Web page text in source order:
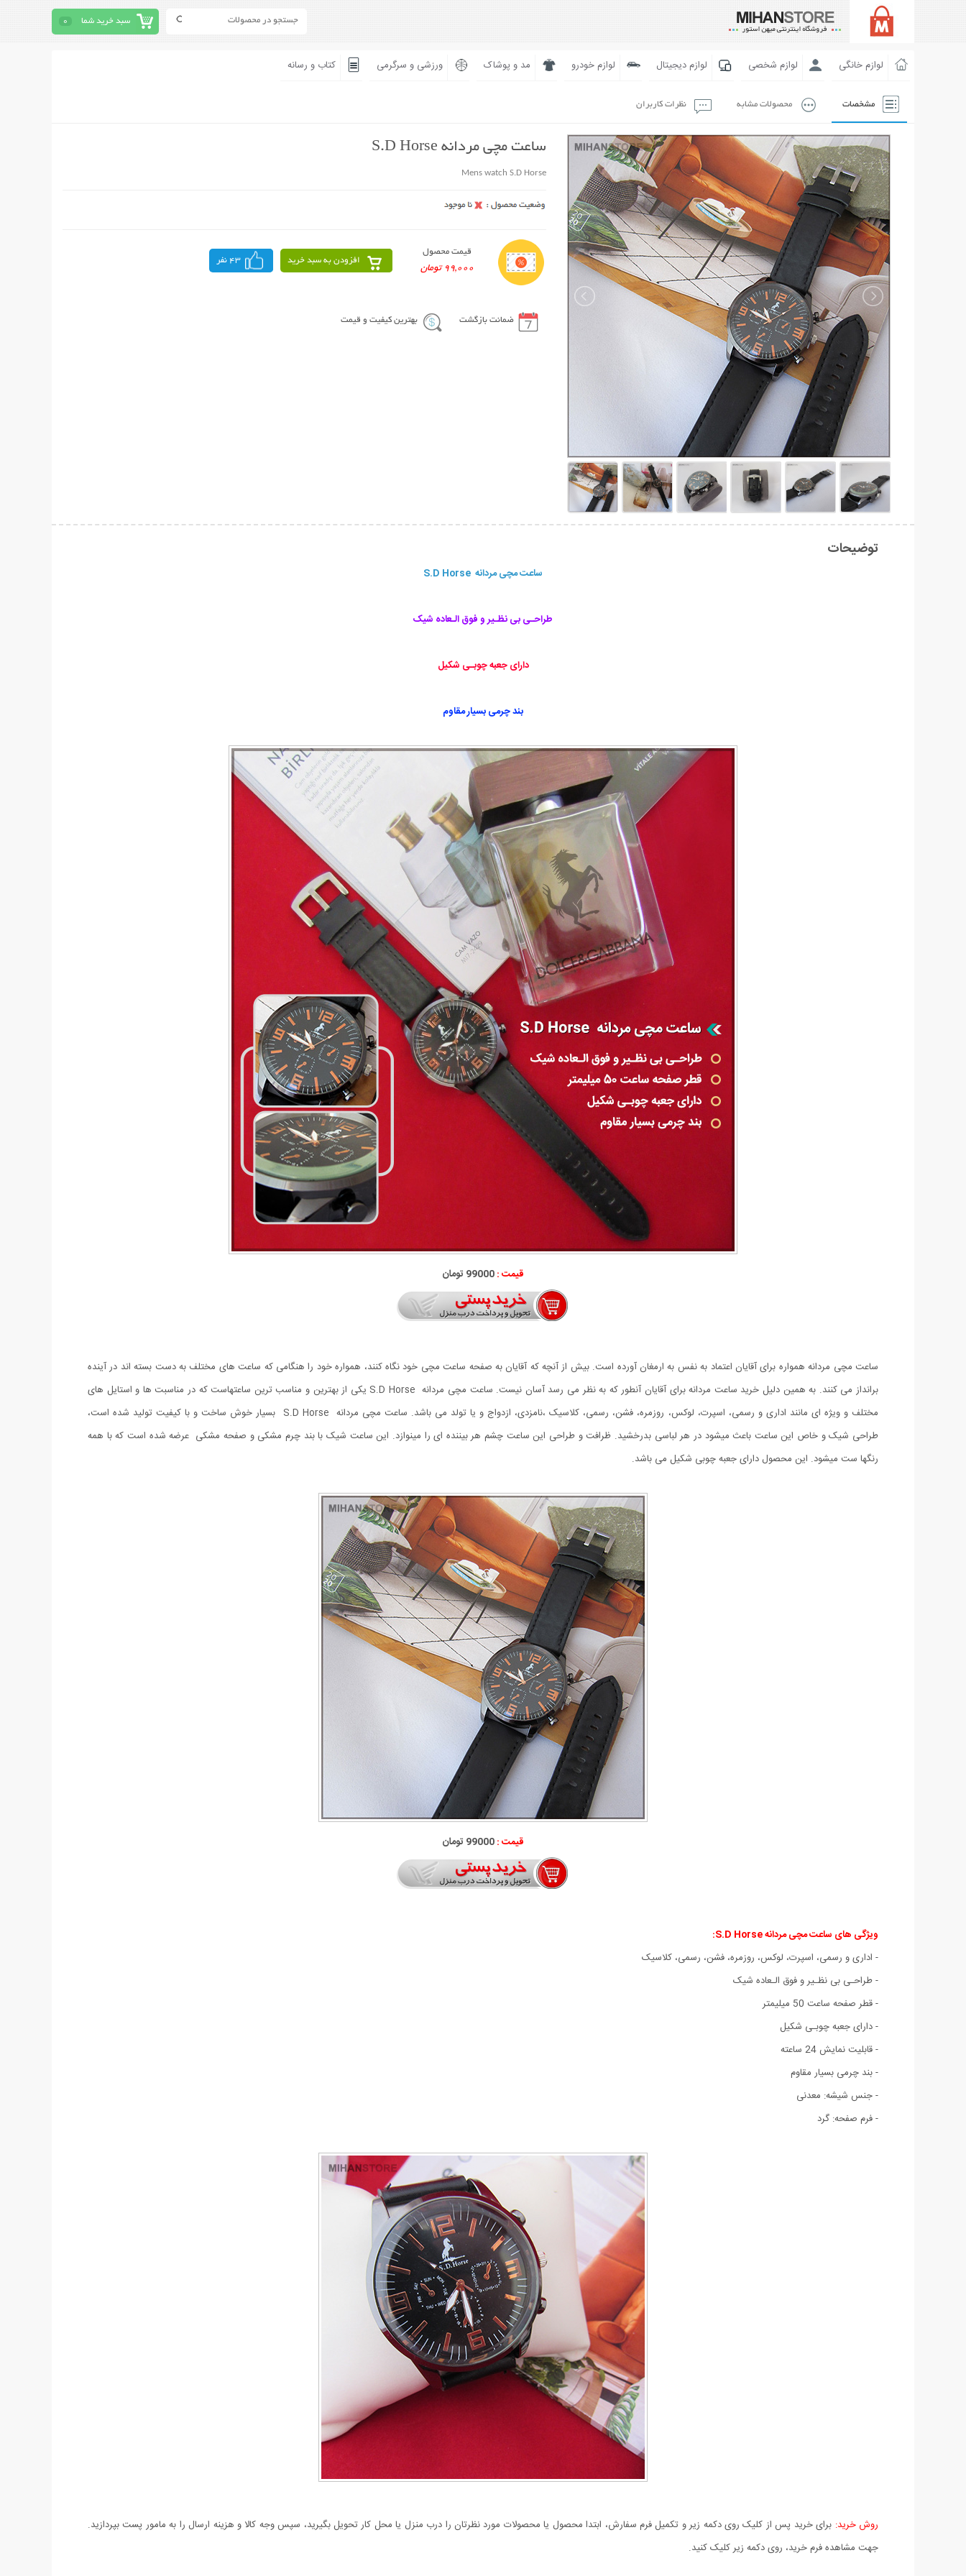
سبد خرید شما 0
لوازم خانگی لوازم شخصی لوازم دیجیتال لوازم خودرو مد و پوشاک ورزشی و سرگرمی کتاب و رسانه
مشخصات محصولات مشابه نظرات کاربران
ساعت مچی مردانه S.D Horse
Mens watch S.D Horse
قیمت محصول
99,000 تومان
افزودن به سبد خرید 43 نفر
ضمانت بازگشت بهترین کیفیت و قیمت
توضیحات
ساعت مچی مردانه S.D Horse
طراحـی بی نظـیر و فوق الـعاده شیک
دارای جعبه چوبـی شکیل
بند چرمی بسیار مقاوم
قیمت :99000 تومان
ساعت مچی مردانه همواره برای آقایان اعتماد به نفس به ارمغان آورده است. بیش از آنچه که آقایان به صفحه ساعت مچی خود نگاه کنند، همواره خود را هنگامی که ساعت های مختلف به دست بسته اند در آینده
برانداز می کنند. به همین دلیل خرید ساعت مردانه برای آقایان آنطور که به نظر می رسد آسان نیست. ساعت مچی مردانه S.D Horse یکی از بهترین و مناسب ترین ساعتهاست که در مناسبت ها و استایل های
مختلف و ویژه ای مانند اداری و رسمی، اسپرت، لوکس، روزمره، فشن، رسمی، کلاسیک
،نامزدی، ازدواج و یا تولد می باشد. ساعت مچی مردانه S.D Horse بسیار خوش ساخت و با کیفیت تولید شده است،
طراحی شیک و خاص این ساعت باعث میشود در هر لباسی بدرخشید. ظرافت و طراحی این ساعت چشم هر بیننده ای را مینوازد. این ساعت شیک با بند چرم مشکی و صفحه مشکی عرضه شده است که با همه
رنگها ست میشود. این محصول دارای جعبه چوبی شکیل می باشد.
قیمت :99000 تومان
ویژگی های ساعت مچی مردانه S.D Horse:
- اداری و رسمی، اسپرت، لوکس، روزمره، فشن، رسمی، کلاسیک
- طراحـی بی نظـیر و فوق الـعاده شیک
- قطر صفحه ساعت 50 میلیمتر
- دارای جعبه چوبـی شکیل
- قابلیت نمایش 24 ساعته
- بند چرمی بسیار مقاوم
- جنس شیشه: معدنی
- فرم صفحه: گرد
روش خرید: برای خرید پس از کلیک روی دکمه زیر و تکمیل فرم سفارش، ابتدا محصول یا محصولات مورد نظرتان را درب منزل یا محل کار تحویل بگیرید، سپس وجه کالا و هزینه ارسال را به مامور پست بپردازید.
جهت مشاهده فرم خرید، روی دکمه زیر کلیک کنید.